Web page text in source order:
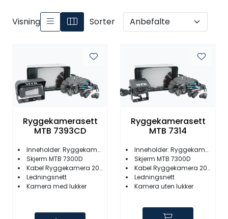
Visning Sorter
Ryggekamerasett
MTB 7393CD
Inneholder: Ryggekamera MTB 93CD
Skjerm MTB 7300D
Kabel Ryggekamera 20M
Ledningsnett
Kamera med lukker
Ryggekamerasett
MTB 7314
Inneholder: Ryggekamera MTB 14CD
Skjerm MTB 7300D
Kabel Ryggekamera 20M
Ledningsnett
Kamera uten lukker